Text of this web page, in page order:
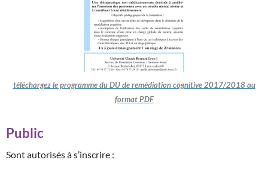
téléchargez le programme du DU de remédiation cognitive 2017/2018 au
format PDF
Public
Sont autorisés à s’inscrire :